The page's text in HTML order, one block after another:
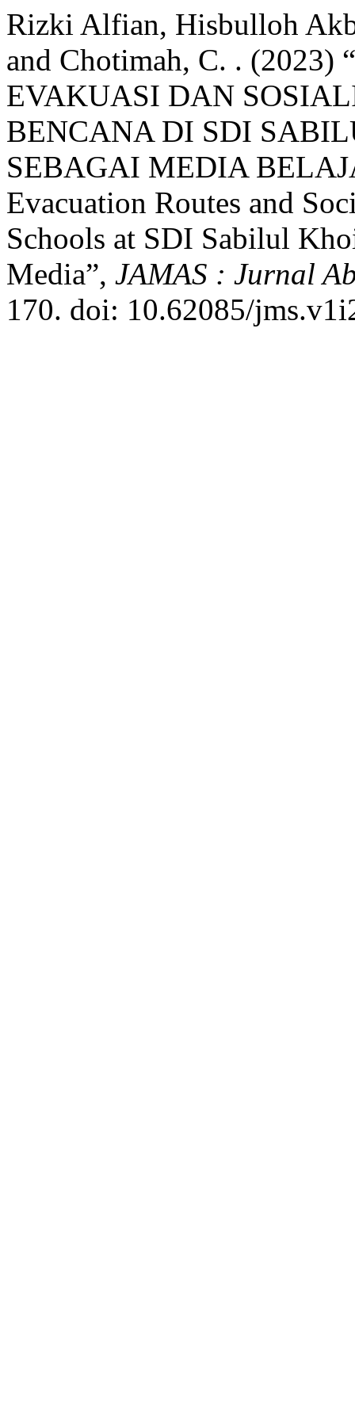
Rizki Alfian, Hisbulloh
and Chotimah, C. . (2023)
EVAKUASI DAN
BENCANA DI SDI
SEBAGAI MEDIA
Evacuation Routes and
Schools at SDI Sabilul
Media”, JAMAS : Jurnal
170. doi: 10.62085/